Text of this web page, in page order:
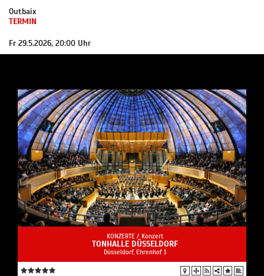
Outbaix
TERMIN
Fr 29.5.2026, 20:00 Uhr
KONZERTE / Konzert
TONHALLE DÜSSELDORF
Düsseldorf, Ehrenhof 1